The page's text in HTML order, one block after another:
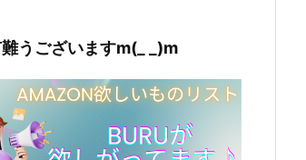
うございますm(_ _)m